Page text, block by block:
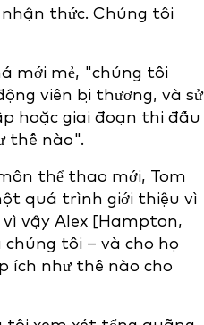
thức. Chúng tôi
mới mẻ, "chúng tôi
viên bị thương, và sử
hoặc giai đoạn thi đấu
thế nào".
thể thao mới, Tom
quá trình giới thiệu vì
vậy Alex [Hampton,
chúng tôi – và cho họ
ích như thế nào cho